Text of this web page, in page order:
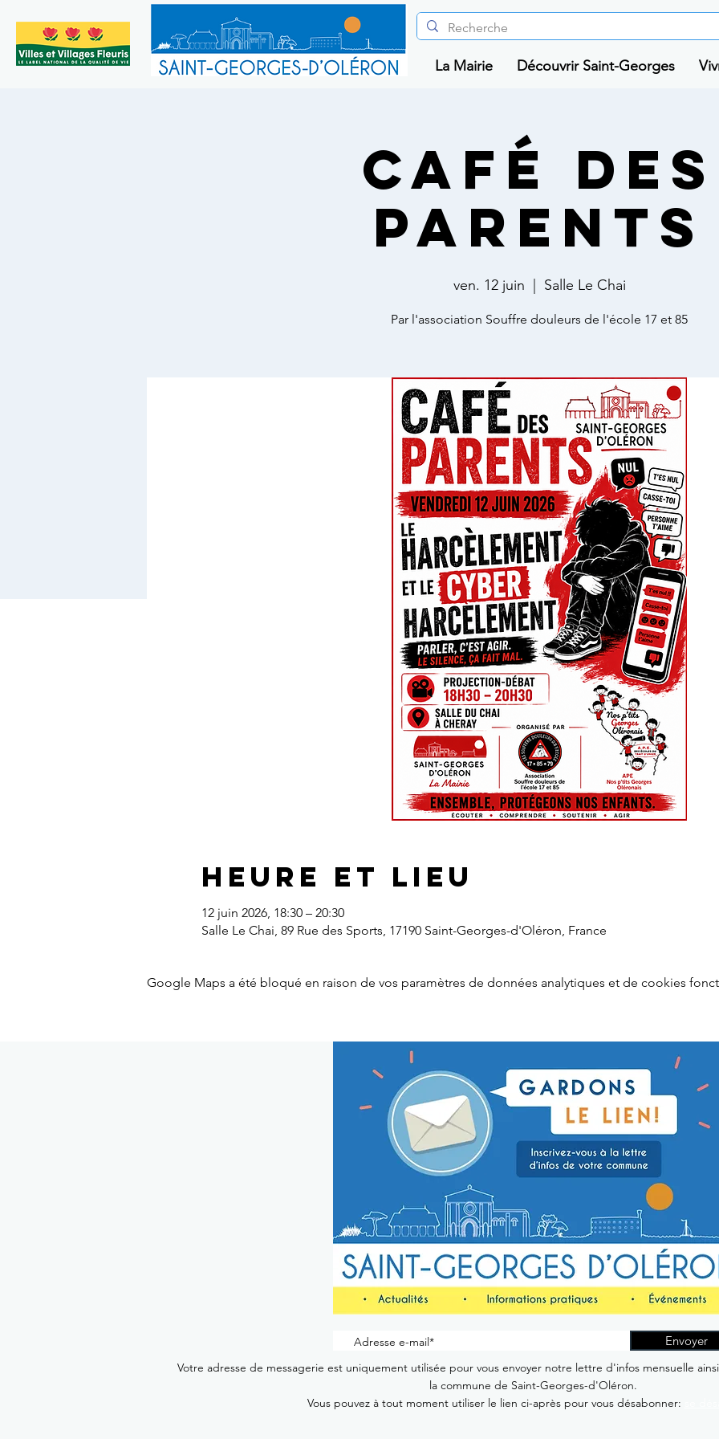
La Mairie Découvrir Saint-Georges
Café des
parents
ven. 12 juin Salle Le Chai
Par l'association Souffre douleurs de l'école 17 et 85
Heure et lieu
12 juin 2026, 18:30 – 20:30
Salle Le Chai, 89 Rue des Sports, 17190 Saint-Georges-d'Oléron, France
Google Maps a été bloqué en raison de vos paramètres de données analytiques et de cookies
Envoyer
Votre adresse de messagerie est uniquement utilisée pour vous envoyer notre lettre d'infos mensuelle
la commune de Saint-Georges-d'Oléron.
Vous pouvez à tout moment utiliser le lien ci-après pour vous désabonner: